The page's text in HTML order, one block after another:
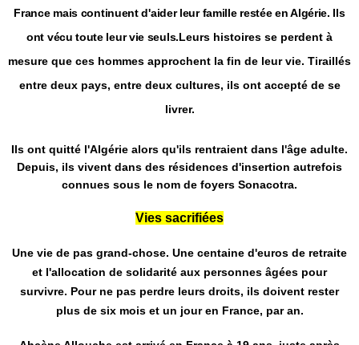
France mais continuent d'aider leur famille restée en Algérie. Ils
ont vécu toute leur vie seuls.Leurs histoires se perdent à
mesure que ces hommes approchent la fin de leur vie. Tiraillés
entre deux pays, entre deux cultures, ils ont accepté de se
livrer.
Ils ont quitté l'Algérie alors qu'ils rentraient dans l'âge adulte.
Depuis, ils vivent dans des résidences d'insertion autrefois
connues sous le nom de foyers Sonacotra.
Vies sacrifiées
Une vie de pas grand-chose. Une centaine d'euros de retraite
et l'allocation de solidarité aux personnes âgées pour
survivre. Pour ne pas perdre leurs droits, ils doivent rester
plus de six mois et un jour en France, par an.